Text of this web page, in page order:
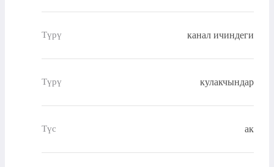
Түрү канал ичиндеги
Түрү кулакчындар
Түс ак